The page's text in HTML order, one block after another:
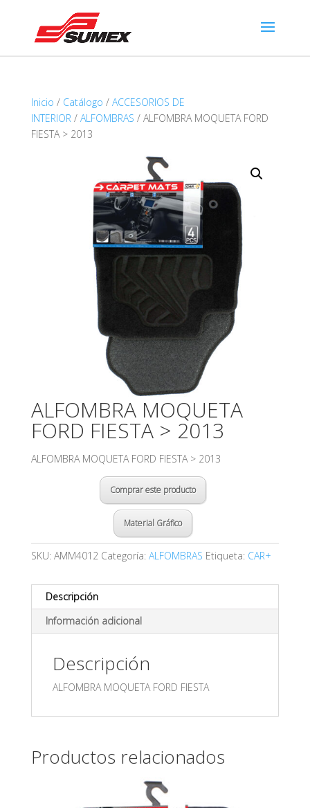
Inicio / Catálogo / ACCESORIOS DE
INTERIOR/ ALFOMBRAS / ALFOMBRA MOQUETA FORD
FIESTA > 2013
ALFOMBRA MOQUETA
FORD FIESTA > 2013
ALFOMBRA MOQUETA FORD FIESTA > 2013
Comprar este producto
Material Gráfico
SKU: AMM4012 Categoría: ALFOMBRAS Etiqueta: CAR+
Descripción
Información adicional
Descripción
ALFOMBRA MOQUETA FORD FIESTA
Productos relacionados